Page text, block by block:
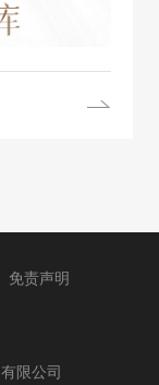
免责声明
限公司